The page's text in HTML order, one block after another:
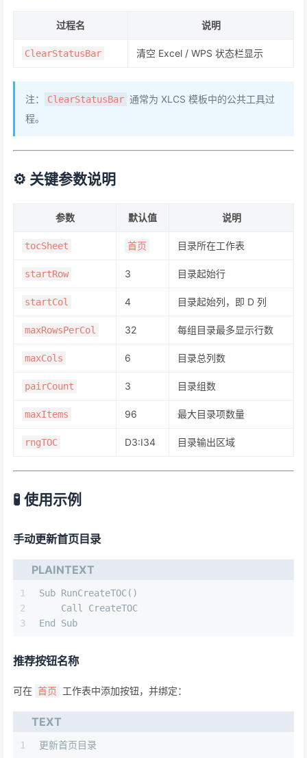
过程名 说明
ClearStatusBar 清空 Excel / WPS 状态栏显示
注： ClearStatusBar 通常为 XLCS 模板中的公共工具过
程。
⚙️ 关键参数说明
参数 默认值 说明
tocSheet 首页 目录所在工作表
startRow 3 目录起始行
startCol 4 目录起始列，即 D 列
maxRowsPerCol 32 每组目录最多显示行数
maxCols 6 目录总列数
pairCount 3 目录组数
maxItems 96 最大目录项数量
rngTOC D3:I34 目录输出区域
🧪 使用示例
手动更新首页目录
PLAINTEXT
1
2
3
Sub RunCreateTOC()
    Call CreateTOC
End Sub
推荐按钮名称
可在 首页 工作表中添加按钮，并绑定：
TEXT
1 更新首页目录